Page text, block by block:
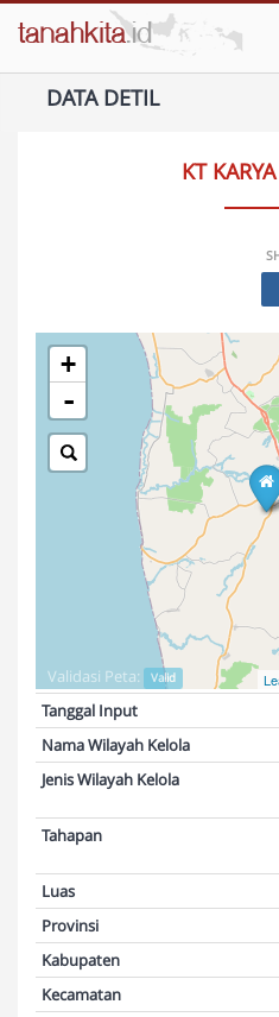
DATA DETIL
KT
+
-
Validasi Peta: Valid
Tanggal Input
Nama Wilayah Kelola
Jenis Wilayah Kelola
Tahapan
Luas
Provinsi
Kabupaten
Kecamatan